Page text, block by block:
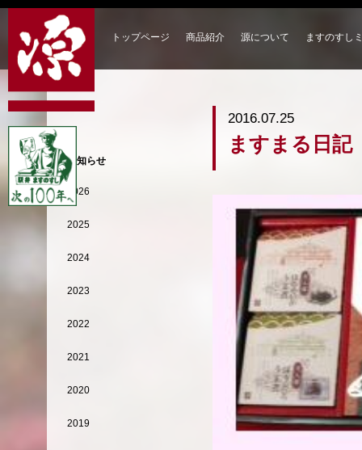
トップページ 商品紹介 源について ますのすし
2016.07.25
ますまる日記
お知らせ
2026
2025
2024
2023
2022
2021
2020
2019